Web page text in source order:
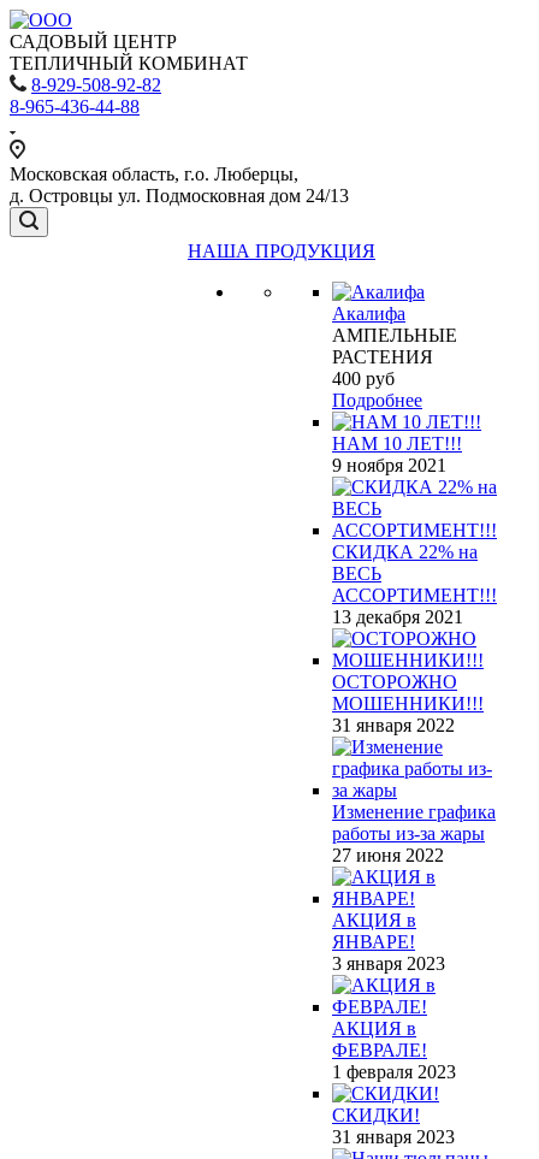
САДОВЫЙ ЦЕНТР
ТЕПЛИЧНЫЙ КОМБИНАТ
8-929-508-92-82
8-965-436-44-88
Московская область, г.о. Люберцы,
д. Островцы ул. Подмосковная дом 24/13
НАША ПРОДУКЦИЯ
Акалифа
АМПЕЛЬНЫЕ
РАСТЕНИЯ
400 руб
Подробнее
НАМ 10 ЛЕТ!!!
9 ноября 2021
СКИДКА 22% на
ВЕСЬ
АССОРТИМЕНТ!!!
13 декабря 2021
ОСТОРОЖНО
МОШЕННИКИ!!!
31 января 2022
Изменение графика
работы из-за жары
27 июня 2022
АКЦИЯ в
ЯНВАРЕ!
3 января 2023
АКЦИЯ в
ФЕВРАЛЕ!
1 февраля 2023
СКИДКИ!
31 января 2023